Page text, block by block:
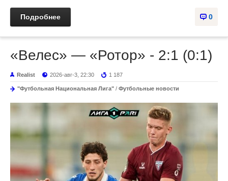
0
Подробнее
«Велес» — «Ротор» - 2:1 (0:1)
Realist 2026-авг-3, 22:30 1 187
"Футбольная Национальная Лига" / Футбольные новости